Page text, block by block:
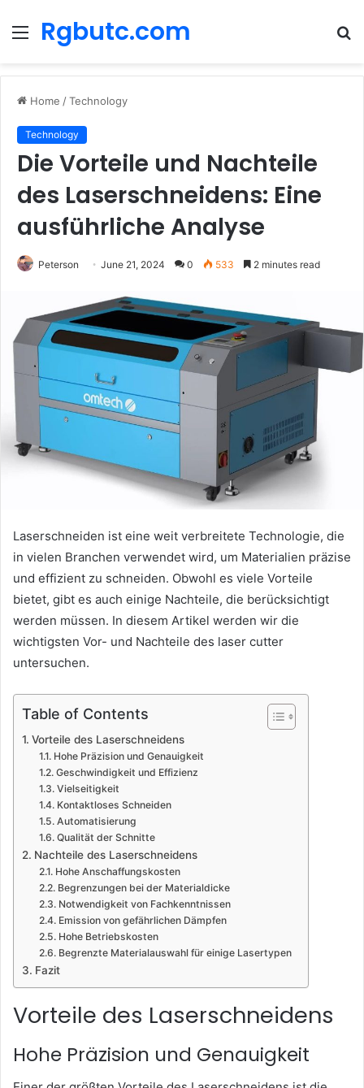
Menu
Rgbutc.com
Home /Technology
Technology
Die Vorteile und Nachteile
des Laserschneidens: Eine
ausführliche Analyse
Peterson June 21, 2024 0 533 2 minutes read
Laserschneiden ist eine weit verbreitete Technologie, die
in vielen Branchen verwendet wird, um Materialien präzise
und effizient zu schneiden. Obwohl es viele Vorteile
bietet, gibt es auch einige Nachteile, die berücksichtigt
werden müssen. In diesem Artikel werden wir die
wichtigsten Vor- und Nachteile des laser cutter
untersuchen.
Table of Contents
Vorteile des Laserschneidens
Hohe Präzision und Genauigkeit
Geschwindigkeit und Effizienz
Vielseitigkeit
Kontaktloses Schneiden
Automatisierung
Qualität der Schnitte
Nachteile des Laserschneidens
Hohe Anschaffungskosten
Begrenzungen bei der Materialdicke
Notwendigkeit von Fachkenntnissen
Emission von gefährlichen Dämpfen
Hohe Betriebskosten
Begrenzte Materialauswahl für einige Lasertypen
Fazit
Vorteile des Laserschneidens
Hohe Präzision und Genauigkeit